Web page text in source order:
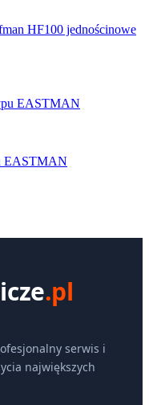
HF100 jednościnowe
EASTMAN
.pl
serwis i
największych